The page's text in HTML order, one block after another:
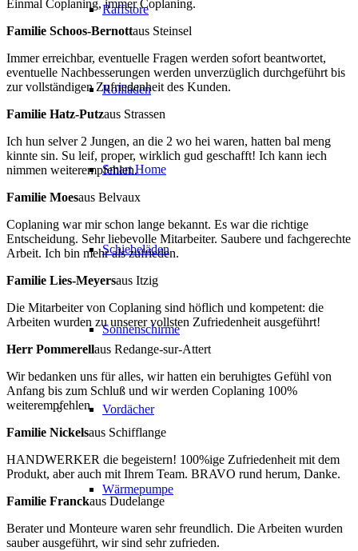
Raffstore
Rollläden
Smart Home
Schiebeläden
Sonnenschirme
Vordächer
Wärmepumpe
Einmal Coplaning, immer Coplaning.
Familie Schoos-Bernottaus Steinsel
Immer erreichbar, eventuelle Fragen werden sofort beantwortet,
eventuelle Nachbesserungen werden unverzüglich durchgeführt bis
zur vollständigen Zufriedenheit des Kunden.
Familie Hatz-Putzaus Strassen
Ich hun selver 2 Jungen, an die 2 wo hei waren, hatten bal meng
kinnte sin. Su leif, proper, wirklich gud geschafft! Ich kann iech
nimmen weiterempfehlen.
Familie Moesaus Belvaux
Coplaning war mir schon lange bekannt. Es war die richtige
Entscheidung. Sehr liebevolle Mitarbeiter. Saubere und fachgerechte
Arbeit. Ich bin mehr als zufrieden.
Familie Lies-Meyersaus Itzig
Die Mitarbeiter von Coplaning sind höflich und kompetent: die
Arbeiten wurden zu unserer vollsten Zufriedenheit ausgeführt!
Herr Pommerellaus Redange-sur-Attert
Wir bedanken uns für alles, wir hatten ein beruhigtes Gefühl von
Anfang bis zum Schluß und wir werden Coplaning 100%
weiterempfehlen.
Familie Nickelsaus Schifflange
HANDWERKER die begeistern! 100%ige Zufriedenheit mit dem
Produkt, aber auch mit Ihrem Team. BRAVO rund herum, Danke.
Familie Franckaus Dudelange
Berater und Monteure waren sehr freundlich. Die Arbeiten wurden
sauber ausgeführt, wir sind sehr zufrieden.